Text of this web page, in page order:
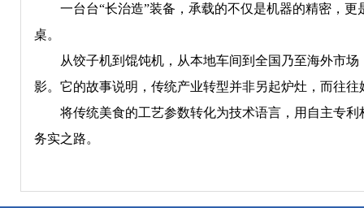
一台台“长治造”装备，承载的不仅是机器的精密，更
桌。
从饺子机到馄饨机，从本地车间到全国乃至海外市场
影。它的故事说明，传统产业转型并非另起炉灶，而往
将传统美食的工艺参数转化为技术语言，用自主专利
务实之路。